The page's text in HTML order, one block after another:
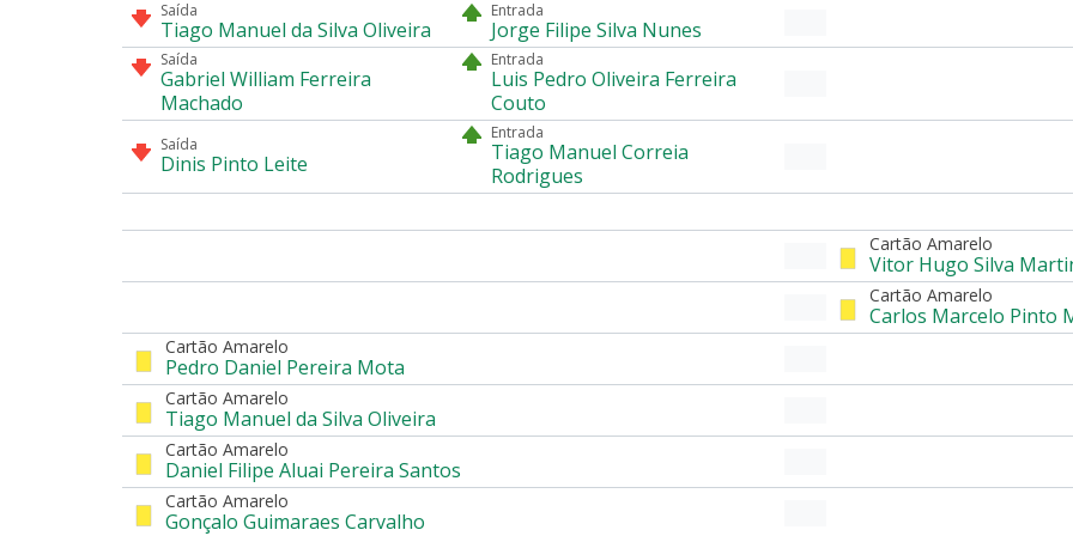
Saída
Tiago Manuel da Silva Oliveira
Entrada
Jorge Filipe Silva Nunes
Saída
Gabriel William Ferreira
Machado
Entrada
Luis Pedro Oliveira Ferreira
Couto
Saída
Dinis Pinto Leite
Entrada
Tiago Manuel Correia
Rodrigues
Cartão Amarelo
Vitor Hugo Silva
Cartão Amarelo
Carlos Marcelo Pinto
Cartão Amarelo
Pedro Daniel Pereira Mota
Cartão Amarelo
Tiago Manuel da Silva Oliveira
Cartão Amarelo
Daniel Filipe Aluai Pereira Santos
Cartão Amarelo
Gonçalo Guimaraes Carvalho